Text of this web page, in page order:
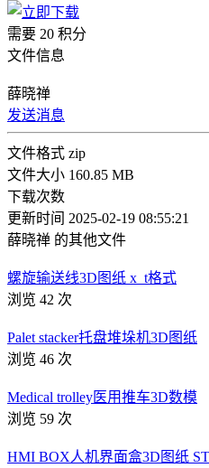
需要 20 积分
文件信息
薛晓禅
发送消息
文件格式 zip
文件大小 160.85 MB
下载次数
更新时间 2025-02-19 08:55:21
薛晓禅 的其他文件
螺旋输送线3D图纸 x_t格式
浏览 42 次
Palet stacker托盘堆垛机3D图纸
浏览 46 次
Medical trolley医用推车3D数模
浏览 59 次
HMI BOX人机界面盒3D图纸